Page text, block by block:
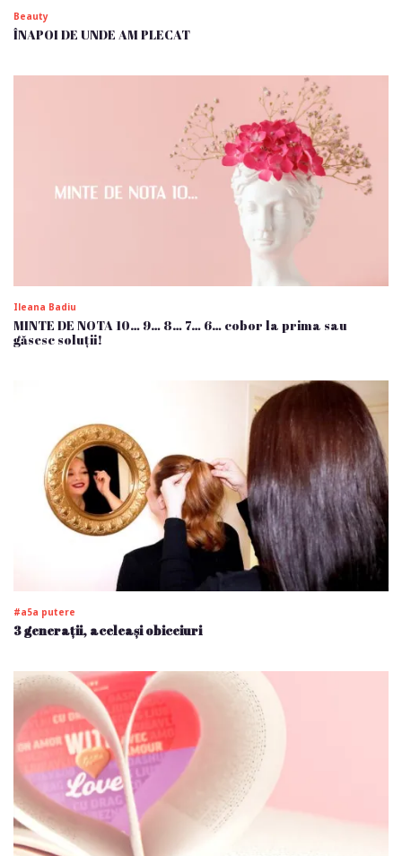
Beauty
ÎNAPOI DE UNDE AM PLECAT
Ileana Badiu
MINTE DE NOTA 10… 9… 8… 7… 6… cobor la prima sau
găsesc soluții!
#a5a putere
3 generații, aceleași obiceiuri